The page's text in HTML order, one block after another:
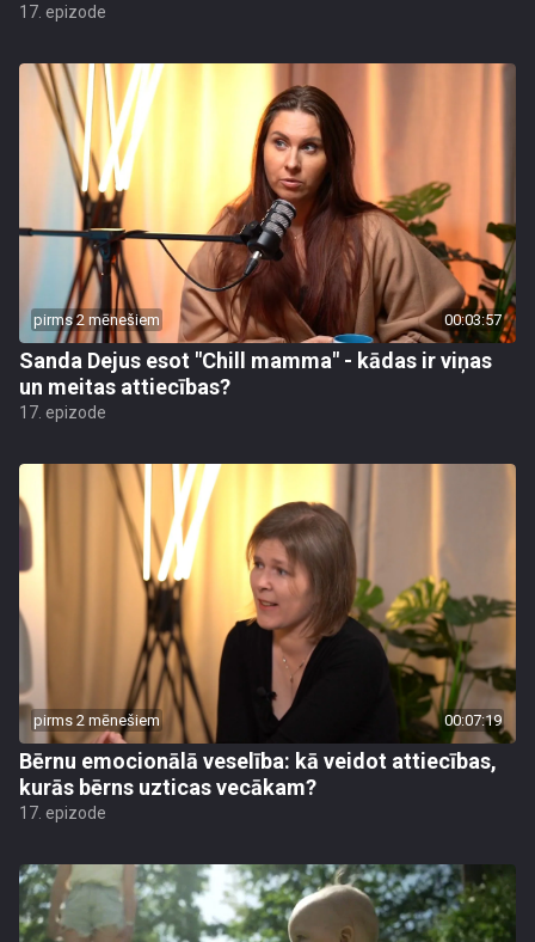
17. epizode
pirms 2 mēnešiem 00:03:57
Sanda Dejus esot "Chill mamma" - kādas ir viņas
un meitas attiecības?
17. epizode
pirms 2 mēnešiem 00:07:19
Bērnu emocionālā veselība: kā veidot attiecības,
kurās bērns uzticas vecākam?
17. epizode